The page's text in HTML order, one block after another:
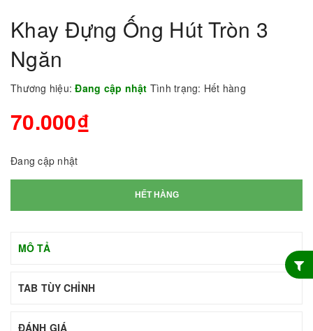
Khay Đựng Ống Hút Tròn 3
Ngăn
Thương hiệu: Đang cập nhật Tình trạng: Hết hàng
70.000₫
Đang cập nhật
HẾT HÀNG
MÔ TẢ
TAB TÙY CHỈNH
ĐÁNH GIÁ